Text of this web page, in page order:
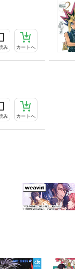
み カートへ
み カートへ